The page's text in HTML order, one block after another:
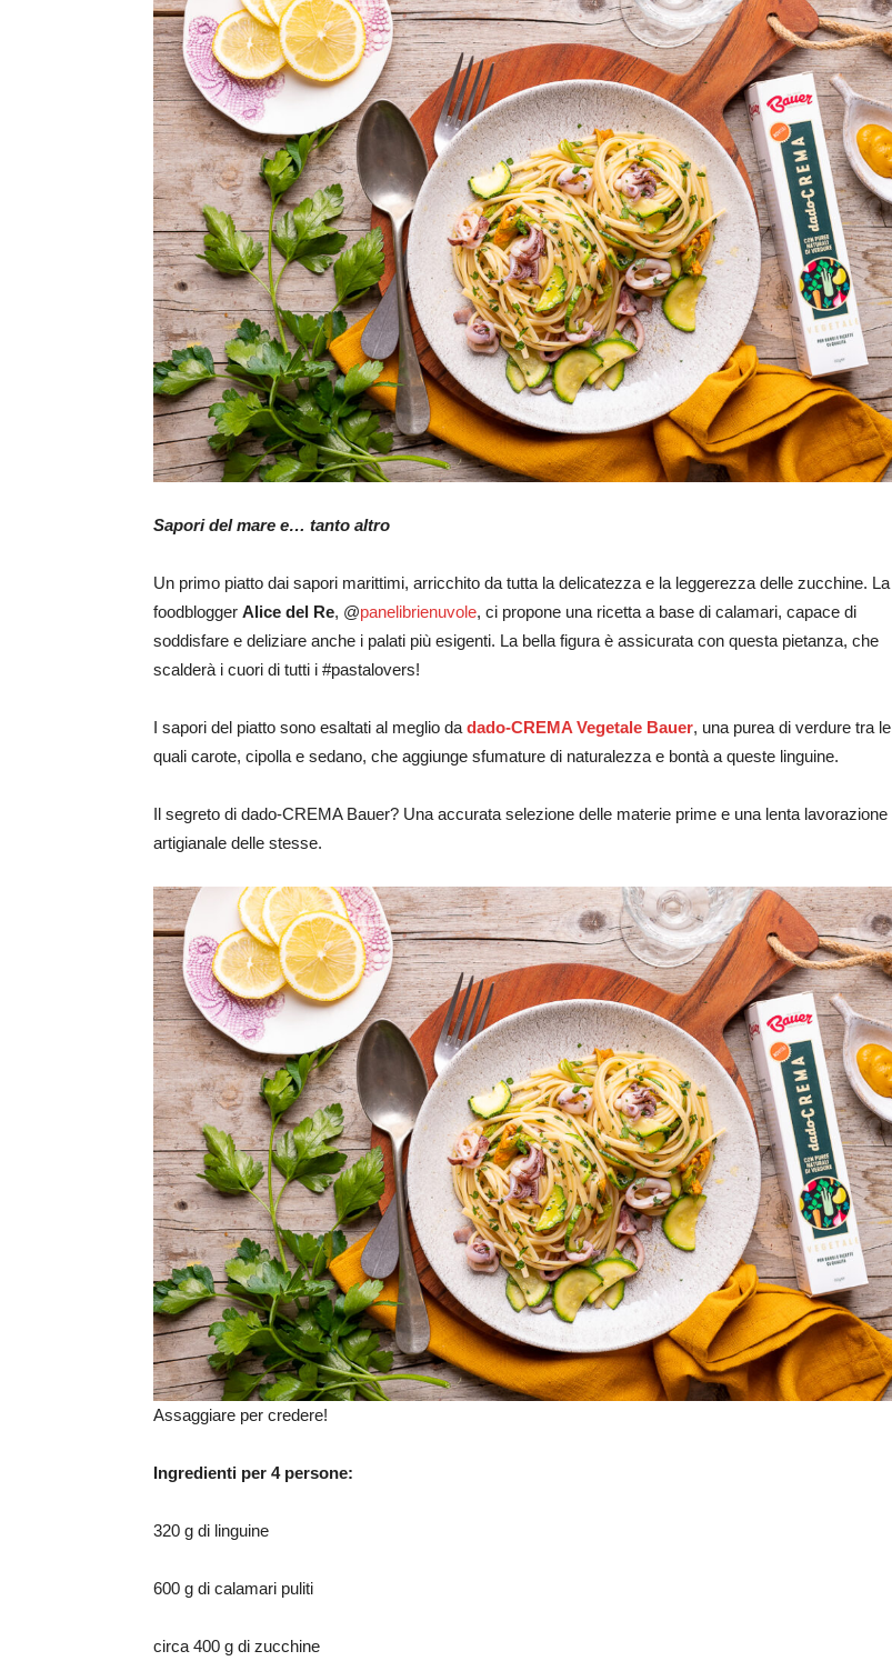
Sapori del mare e… tanto altro
Un primo piatto dai sapori marittimi, arricchito da tutta la delicatezza e la leggerezza delle zucchine. La
foodblogger Alice del Re, @panelibrienuvole, ci propone una ricetta a base di calamari, capace di
soddisfare e deliziare anche i palati più esigenti. La bella figura è assicurata con questa pietanza, che
scalderà i cuori di tutti i #pastalovers!
I sapori del piatto sono esaltati al meglio da dado-CREMA Vegetale Bauer, una purea di verdure tra le
quali carote, cipolla e sedano, che aggiunge sfumature di naturalezza e bontà a queste linguine.
Il segreto di dado-CREMA Bauer? Una accurata selezione delle materie prime e una lenta lavorazione
artigianale delle stesse.
Assaggiare per credere!
Ingredienti per 4 persone:
320 g di linguine
600 g di calamari puliti
circa 400 g di zucchine